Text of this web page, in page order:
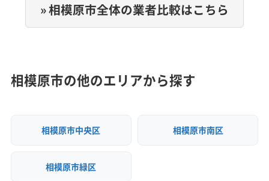
» 相模原市全体の業者比較はこちら
相模原市の他のエリアから探す
相模原市中央区 相模原市南区
相模原市緑区